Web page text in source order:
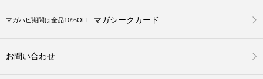
マガハピ期間は全品10%OFF マガシークカード
お問い合わせ